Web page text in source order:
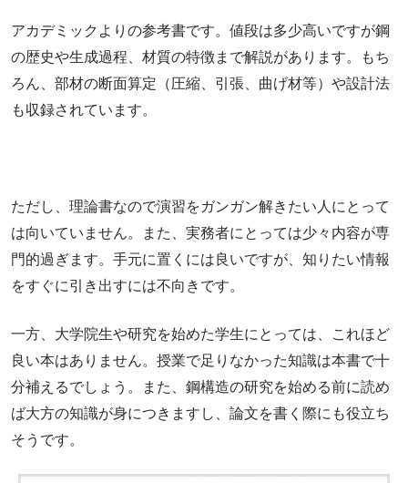
アカデミックよりの参考書です。値段は多少高いですが鋼
の歴史や生成過程、材質の特徴まで解説があります。もち
ろん、部材の断面算定（圧縮、引張、曲げ材等）や設計法
も収録されています。
ただし、理論書なので演習をガンガン解きたい人にとって
は向いていません。また、実務者にとっては少々内容が専
門的過ぎます。手元に置くには良いですが、知りたい情報
をすぐに引き出すには不向きです。
一方、大学院生や研究を始めた学生にとっては、これほど
良い本はありません。授業で足りなかった知識は本書で十
分補えるでしょう。また、鋼構造の研究を始める前に読め
ば大方の知識が身につきますし、論文を書く際にも役立ち
そうです。